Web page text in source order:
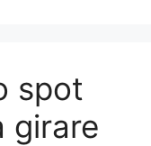
spot
girare